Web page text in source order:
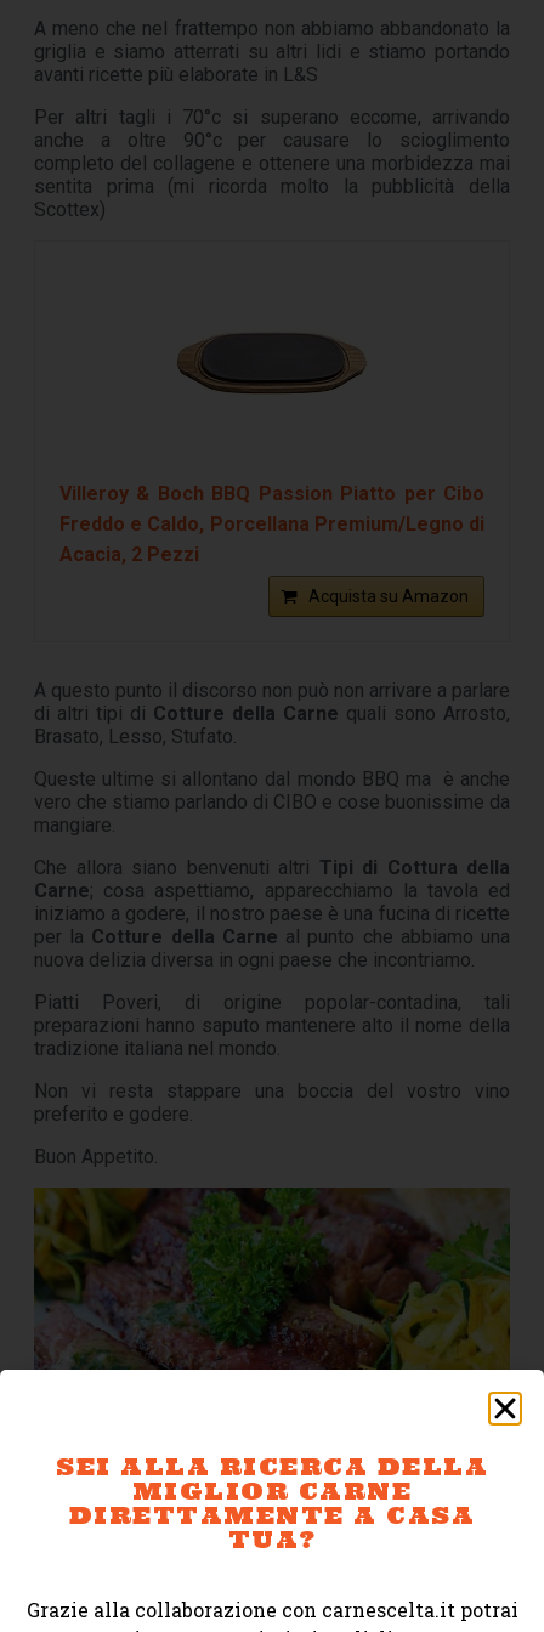
A meno che nel frattempo non abbiamo abbandonato la
griglia e siamo atterrati su altri lidi e stiamo portando
avanti ricette più elaborate in L&S
Per altri tagli i 70°c si superano eccome, arrivando
anche a oltre 90°c per causare lo scioglimento
completo del collagene e ottenere una morbidezza mai
sentita prima (mi ricorda molto la pubblicità della
Scottex)
Villeroy & Boch BBQ Passion Piatto per Cibo
Freddo e Caldo, Porcellana Premium/Legno di
Acacia, 2 Pezzi
Acquista su Amazon
A questo punto il discorso non può non arrivare a parlare
di altri tipi di Cotture della Carne quali sono Arrosto,
Brasato, Lesso, Stufato.
Queste ultime si allontano dal mondo BBQ ma è anche
vero che stiamo parlando di CIBO e cose buonissime da
mangiare.
Che allora siano benvenuti altri Tipi di Cottura della
Carne; cosa aspettiamo, apparecchiamo la tavola ed
iniziamo a godere, il nostro paese è una fucina di ricette
per la Cotture della Carne al punto che abbiamo una
nuova delizia diversa in ogni paese che incontriamo.
Piatti Poveri, di origine popolar-contadina, tali
preparazioni hanno saputo mantenere alto il nome della
tradizione italiana nel mondo.
Non vi resta stappare una boccia del vostro vino
preferito e godere.
Buon Appetito.
Andrea, Grigliare Duro
Segui le nostre ricette!
Condividiamo sempre ricette e consigli sulla nostra
pagina facebook, abbiamo ungruppo FB con piu’ di
SEI ALLA RICERCA DELLA
MIGLIOR CARNE
DIRETTAMENTE A CASA
TUA?
Grazie alla collaborazione con carnescelta.it potrai